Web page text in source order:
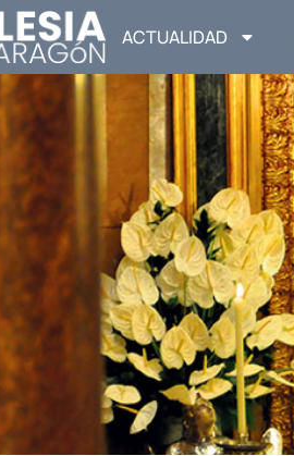
ACTUALIDAD